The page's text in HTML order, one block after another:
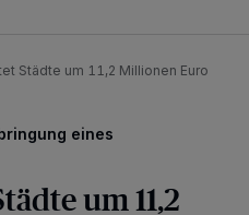
Städte um 11,2 Millionen Euro
eines
um 11,2